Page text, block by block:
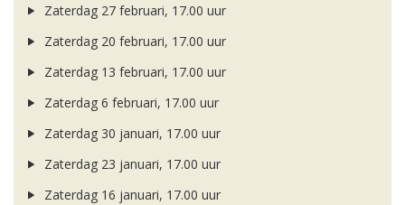
Zaterdag 27 februari, 17.00 uur
Zaterdag 20 februari, 17.00 uur
Zaterdag 13 februari, 17.00 uur
Zaterdag 6 februari, 17.00 uur
Zaterdag 30 januari, 17.00 uur
Zaterdag 23 januari, 17.00 uur
Zaterdag 16 januari, 17.00 uur